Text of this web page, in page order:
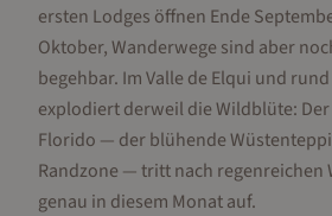
ersten Lodges öffnen Ende
Oktober, Wanderwege sind aber
begehbar. Im Valle de Elqui und
explodiert derweil die Wildblüte:
Florido — der blühende
Randzone — tritt nach regenreichen
genau in diesem Monat auf.